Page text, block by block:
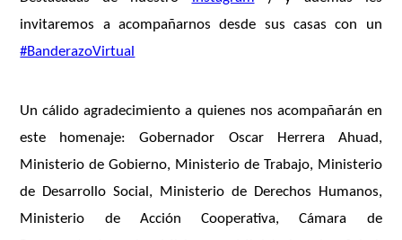
invitaremos a acompañarnos desde sus casas con un
#BanderazoVirtual
Un cálido agradecimiento a quienes nos acompañarán en
este homenaje: Gobernador Oscar Herrera Ahuad,
Ministerio de Gobierno, Ministerio de Trabajo, Ministerio
de Desarrollo Social, Ministerio de Derechos Humanos,
Ministerio de Acción Cooperativa, Cámara de